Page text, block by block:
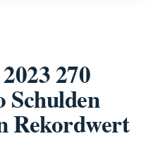
270
Rekordwert